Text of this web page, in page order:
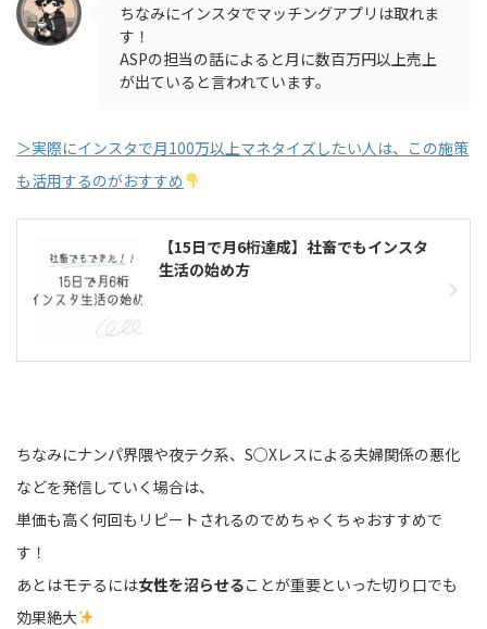
ちなみにインスタでマッチングアプリは取れま
す！
ASPの担当の話によると月に数百万円以上売上
が出ていると言われています。
＞実際にインスタで月100万以上マネタイズしたい人は、この施策
も活用するのがおすすめ
【15日で月6桁達成】社畜でもインスタ
生活の始め方
ちなみにナンパ界隈や夜テク系、S○Xレスによる夫婦関係の悪化
などを発信していく場合は、
単価も高く何回もリピートされるのでめちゃくちゃおすすめで
す！
あとはモテるには女性を沼らせることが重要といった切り口でも
効果絶大